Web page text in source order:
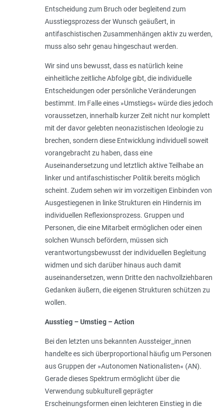
Entscheidung zum Bruch oder begleitend zum
Ausstiegsprozess der Wunsch geäußert, in
antifaschistischen Zusammenhängen aktiv zu werden,
muss also sehr genau hingeschaut werden.
Wir sind uns bewusst, dass es natürlich keine
einheitliche zeitliche Abfolge gibt, die individuelle
Entscheidungen oder persönliche Veränderungen
bestimmt. Im Falle eines »Umstiegs« würde dies jedoch
voraussetzen, innerhalb kurzer Zeit nicht nur komplett
mit der davor gelebten neonazistischen Ideologie zu
brechen, sondern diese Entwicklung individuell soweit
vorangebracht zu haben, dass eine
Auseinandersetzung und letztlich aktive Teilhabe an
linker und antifaschistischer Politik bereits möglich
scheint. Zudem sehen wir im vorzeitigen Einbinden von
Ausgestiegenen in linke Strukturen ein Hindernis im
individuellen Reflexionsprozess. Gruppen und
Personen, die eine Mitarbeit ermöglichen oder einen
solchen Wunsch befördern, müssen sich
verantwortungsbewusst der individuellen Begleitung
widmen und sich darüber hinaus auch damit
auseinandersetzen, wenn Dritte den nachvollziehbaren
Gedanken äußern, die eigenen Strukturen schützen zu
wollen.
Ausstieg – Umstieg – Action
Bei den letzten uns bekannten Aussteiger_innen
handelte es sich überproportional häufig um Personen
aus Gruppen der »Autonomen Nationalisten« (AN).
Gerade dieses Spektrum ermöglicht über die
Verwendung subkulturell geprägter
Erscheinungsformen einen leichteren Einstieg in die